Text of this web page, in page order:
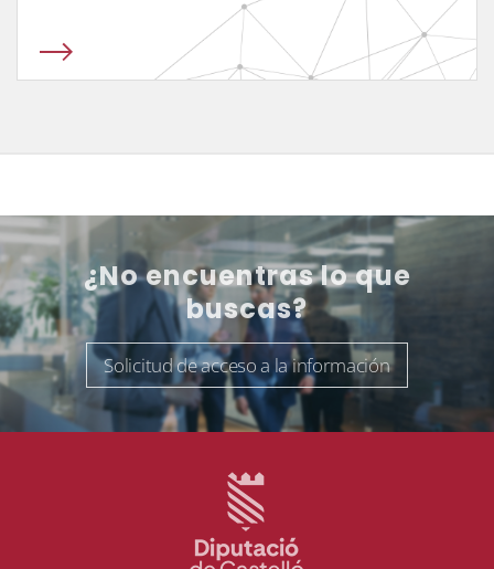
¿No encuentras lo que
buscas?
Solicitud de acceso a la información